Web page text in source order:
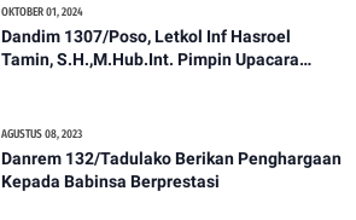
OKTOBER 01, 2024
Dandim 1307/Poso, Letkol Inf Hasroel
Tamin, S.H.,M.Hub.Int. Pimpin Upacara
AGUSTUS 08, 2023
Danrem 132/Tadulako Berikan Penghargaan
Kepada Babinsa Berprestasi